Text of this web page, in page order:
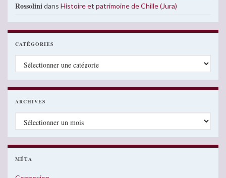
Rossolinidans Histoire et patrimoine de Chille (Jura)
CATÉGORIES
Catégories
ARCHIVES
Archives
MÉTA